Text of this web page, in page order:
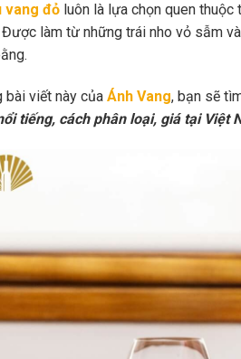
vang đỏluôn là lựa chọn quen thuộc
làm từ những trái nho vỏ sẫm
bài viết này của Ánh Vang, bạn sẽ
tiếng, cách phân loại, giá tại Việt